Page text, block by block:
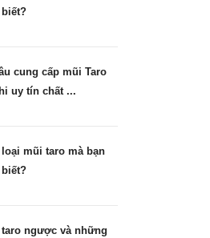
cung cấp mũi Taro
uy tín chất ...
loại mũi taro mà bạn
taro ngược và những